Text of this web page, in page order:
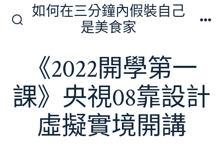
關
如何在三分鐘內假裝自己
是美食家
《2022開學第一
課》央視08靠設計
虛擬實境開講